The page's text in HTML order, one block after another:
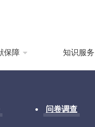
保障 知识服务
问卷调查